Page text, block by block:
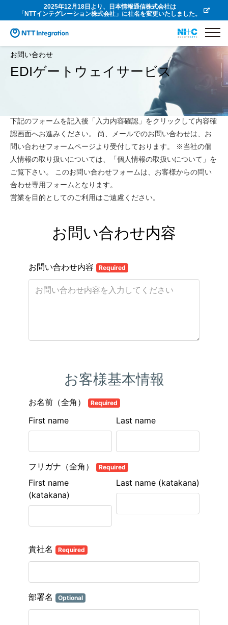
2025年12月18日より、日本情報通信株式会社は
「NTTインテグレーション株式会社」に社名を変更いたしました。
お問い合わせ
EDIゲートウェイサービス
下記のフォームを記入後「入力内容確認」をクリックして内容確
認画面へお進みください。 尚、メールでのお問い合わせは、お
問い合わせフォームページより受付しております。 ※当社の個
人情報の取り扱いについては、「個人情報の取扱いについて」を
ご覧下さい。 このお問い合わせフォームは、お客様からの問い
合わせ専用フォームとなります。
営業を目的としてのご利用はご遠慮ください。